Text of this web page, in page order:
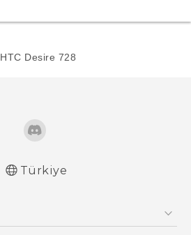
HTC Desire 728‎
Türkiye